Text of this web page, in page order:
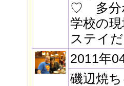
♡ 多分
学校の
ステイ
2011年
磯辺焼